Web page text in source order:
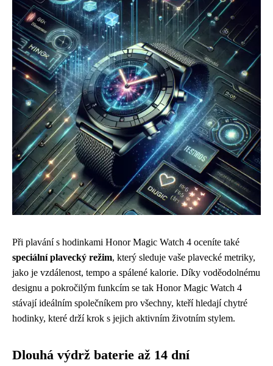
Při plavání s hodinkami Honor Magic Watch 4 oceníte také
speciální plavecký režim, který sleduje vaše plavecké metriky,
jako je vzdálenost, tempo a spálené kalorie. Díky voděodolnému
designu a pokročilým funkcím se tak Honor Magic Watch 4
stávají ideálním společníkem pro všechny, kteří hledají chytré
hodinky, které drží krok s jejich aktivním životním stylem.
Dlouhá výdrž baterie až 14 dní